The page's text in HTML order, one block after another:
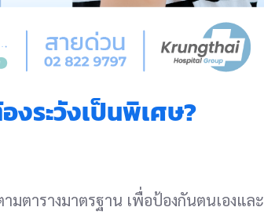
งระวังเป็นพิเศษ?
มตารางมาตรฐาน เพื่อป้องกันตนเองและ